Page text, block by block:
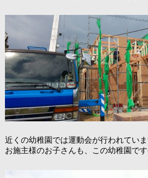
近くの幼稚園では運動会が行われていま
お施主様のお子さんも、この幼稚園で